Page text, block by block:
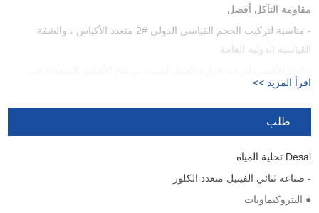
مقاومة التآكل أفضل
- مناسبة لتركيب الحجم القياسي الدولي #2 متعدد الأكياس ، والشفة
القياسية الدولية العامة
الساعة هو 90 درجة مئوية والحد الأقصى لضغط العمل هو 1 ميجا باسكال
- بف متعددة كيس فلتر الإسكان هو مناسبة لحمض الهيدروكلوريك مع تركيز
اقرأ المزيد >>
طلب
Desal تحلية المياه
- صناعة ثنائي الفينيل متعدد الكلور
● البتروكيماويات